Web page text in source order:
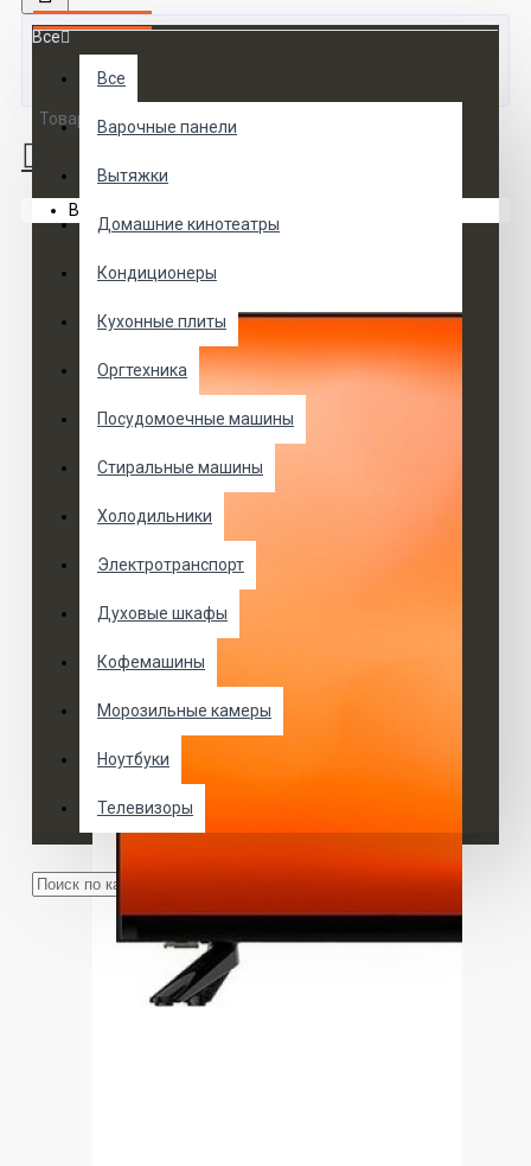
Все
Все
Варочные панели
Вытяжки
Домашние кинотеатры
Кондиционеры
Кухонные плиты
Оргтехника
Посудомоечные машины
Стиральные машины
Холодильники
Электротранспорт
Духовые шкафы
Кофемашины
Морозильные камеры
Ноутбуки
Телевизоры
Товаров 0 (0 руб.)
Ваша корзина пуста!